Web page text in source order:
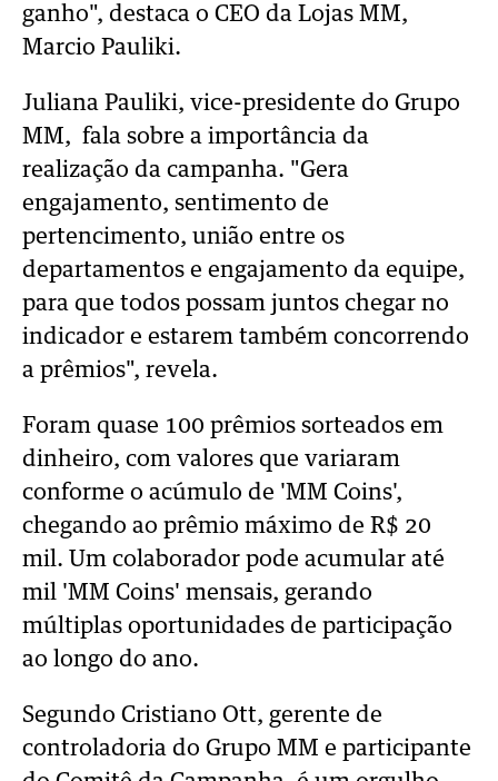
ganho", destaca o CEO da Lojas MM,
Marcio Pauliki.
Juliana Pauliki, vice-presidente do Grupo
MM, fala sobre a importância da
realização da campanha. "Gera
engajamento, sentimento de
pertencimento, união entre os
departamentos e engajamento da equipe,
para que todos possam juntos chegar no
indicador e estarem também concorrendo
a prêmios", revela.
Foram quase 100 prêmios sorteados em
dinheiro, com valores que variaram
conforme o acúmulo de 'MM Coins',
chegando ao prêmio máximo de R$ 20
mil. Um colaborador pode acumular até
mil 'MM Coins' mensais, gerando
múltiplas oportunidades de participação
ao longo do ano.
Segundo Cristiano Ott, gerente de
controladoria do Grupo MM e participante